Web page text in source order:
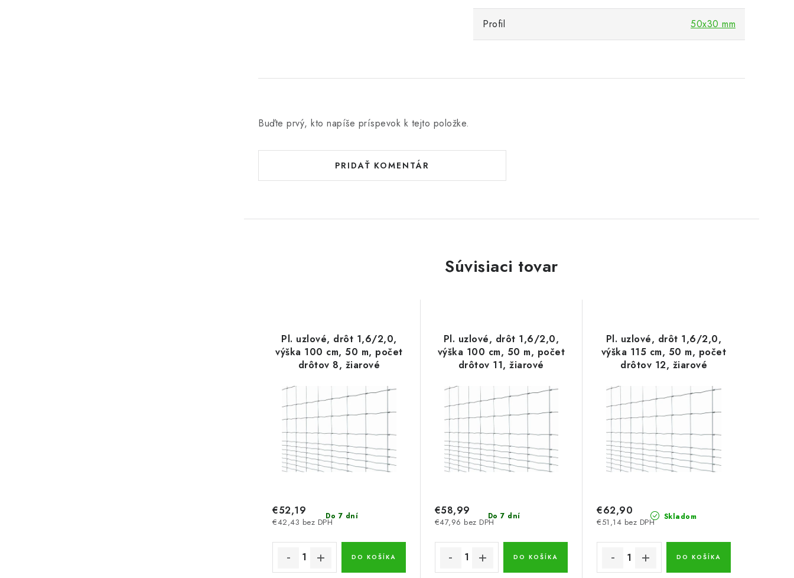
Profil 50x30 mm
Buďte prvý, kto napíše príspevok k tejto položke.
PRIDAŤ KOMENTÁR
Súvisiaci tovar
Pl. uzlové, drôt 1,6/2,0,
výška 100 cm, 50 m, počet
drôtov 8, žiarové
Do 7 dní
€42,43 bez DPH
€52,19
DO KOŠÍKA
Pl. uzlové, drôt 1,6/2,0,
výška 100 cm, 50 m, počet
drôtov 11, žiarové
Do 7 dní
€47,96 bez DPH
€58,99
DO KOŠÍKA
Pl. uzlové, drôt 1,6/2,0,
výška 115 cm, 50 m, počet
drôtov 12, žiarové
Skladom
€51,14 bez DPH
€62,90
DO KOŠÍKA